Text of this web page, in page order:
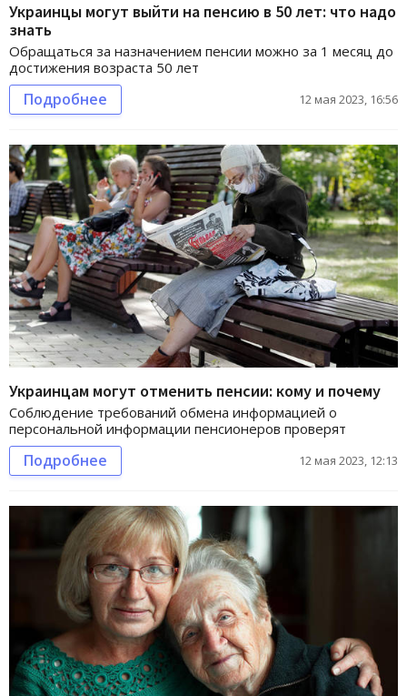
Украинцы могут выйти на пенсию в 50 лет: что надо
знать
Обращаться за назначением пенсии можно за 1 месяц до
достижения возраста 50 лет
Подробнее 12 мая 2023, 16:56
Украинцам могут отменить пенсии: кому и почему
Соблюдение требований обмена информацией о
персональной информации пенсионеров проверят
Подробнее 12 мая 2023, 12:13